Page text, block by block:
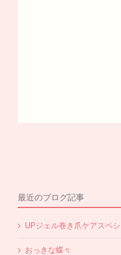
最近のブログ記事
UPジェル巻き爪ケアスペ
おっきな蝶々